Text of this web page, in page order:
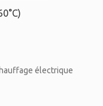
électrique